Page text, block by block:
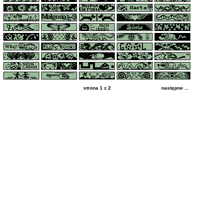
strona 1 z 2 następne ...